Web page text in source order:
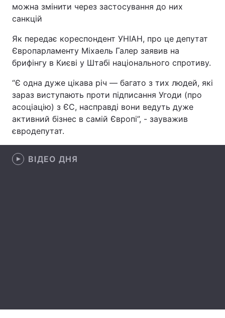
Головна
можна змінити через застосування до них
санкцій
Як передає кореспондент УНІАН, про це депутат
Європарламенту Міхаель Галер заявив на
брифінгу в Києві у Штабі національного спротиву.
“Є одна дуже цікава річ — багато з тих людей, які
зараз виступають проти підписання Угоди (про
асоціацію) з ЄС, насправді вони ведуть дуже
активний бізнес в самій Європі”, - зауважив
євродепутат.
ВІДЕО ДНЯ